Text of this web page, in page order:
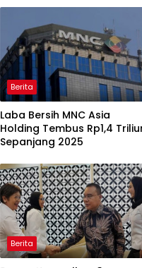
Berita
Laba Bersih MNC Asia
Holding Tembus Rp1,4
Sepanjang 2025
Berita